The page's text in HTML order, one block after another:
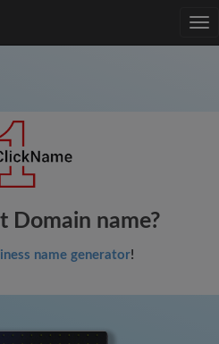
Domain name?
name generator!